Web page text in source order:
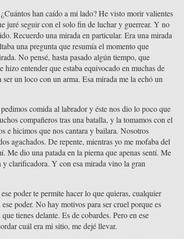
han caído a mi lado? He visto morir valientes
juré seguir con el solo fin de luchar y guerrear. Y no
Recuerdo una mirada en particular. Era una mirada
una pregunta que resumía el momento que
No pensé, hasta pasado algún tiempo, que
entender que estaba equivocado en muchas de
un loco con un arma. Esa mirada me la echó un
comida al labrador y éste nos dio lo poco que
compañeros tras una batalla, y la tomamos con el
e hicimos que nos cantara y bailara. Nosotros
agachados. De repente, mientras yo me mofaba del
Me dio una patada en la pierna que apenas sentí. Me
y clarificadora. Y con esa mirada vino la gran
poder te permite hacer lo que quieras, cualquier
poder. No hay motivos para ser cruel porque es
tienes delante. Es de cobardes. Pero en ese
cuál era mi sitio, me dejé llevar.